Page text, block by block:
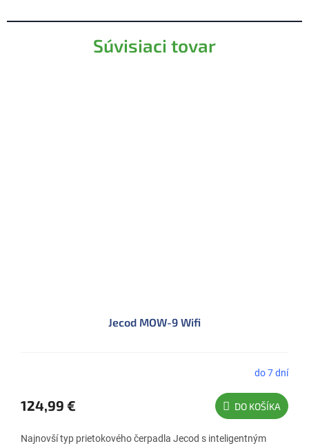
Súvisiaci tovar
Jecod MOW-9 Wifi
do 7 dní
124,99 € DO KOŠÍKA
Najnovší typ prietokového čerpadla Jecod s inteligentným